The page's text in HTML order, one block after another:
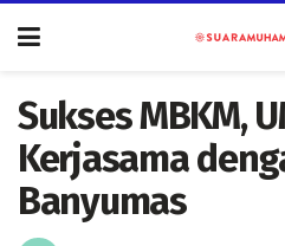
Sukses MBKM,
Kerjasama
Banyumas